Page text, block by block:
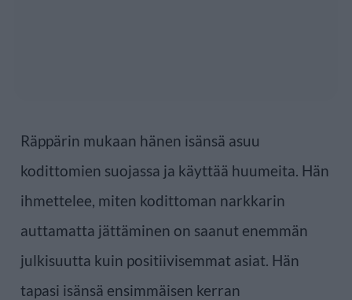
Räppärin mukaan hänen isänsä asuu
kodittomien suojassa ja käyttää huumeita. Hän
ihmettelee, miten kodittoman narkkarin
auttamatta jättäminen on saanut enemmän
julkisuutta kuin positiivisemmat asiat. Hän
tapasi isänsä ensimmäisen kerran